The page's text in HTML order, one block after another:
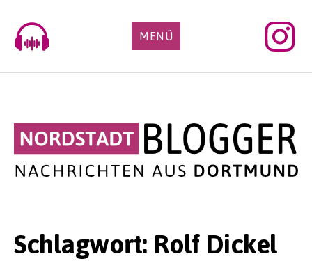
content
MENÜ
Schlagwort: Rolf Dickel